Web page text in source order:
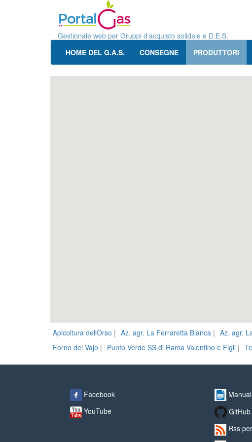
Gestionale web per Gruppi d'acquisto solidale e D.E.S.
HOME DEL G.A.S. CONSEGNE PRODUTTORI
Apicoltura dellOrso | Az. agr. La Ferraretta Bianca | Az. agr.
Forno del Vajo | Punto Verde SS di Rama Valentino e Figli |
Facebook
YouTube
GitHub
Rss